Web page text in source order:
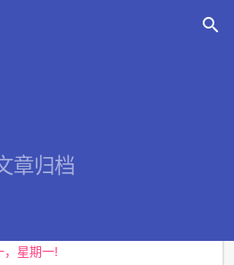

章归档
，星期五!
星期一!